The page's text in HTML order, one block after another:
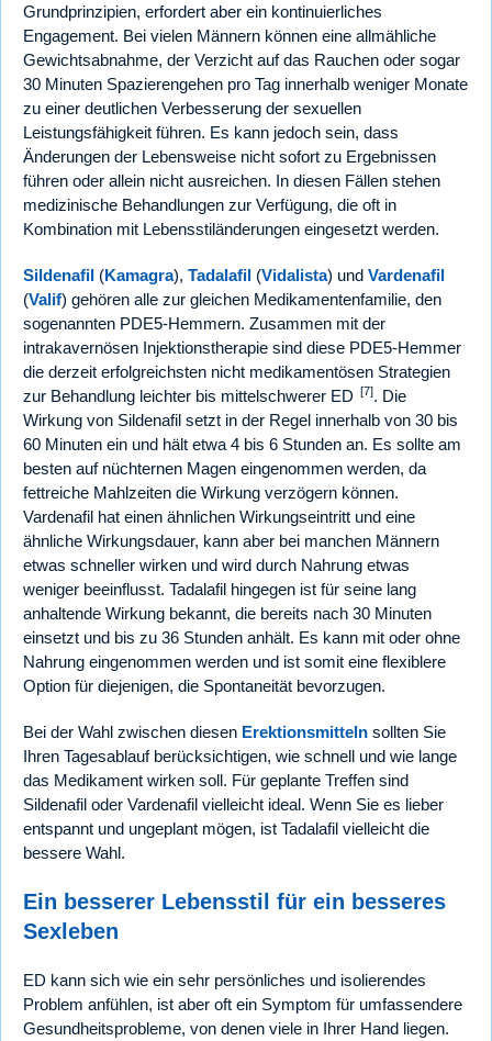
Grundprinzipien, erfordert aber ein kontinuierliches
Engagement. Bei vielen Männern können eine allmähliche
Gewichtsabnahme, der Verzicht auf das Rauchen oder sogar
30 Minuten Spazierengehen pro Tag innerhalb weniger Monate
zu einer deutlichen Verbesserung der sexuellen
Leistungsfähigkeit führen. Es kann jedoch sein, dass
Änderungen der Lebensweise nicht sofort zu Ergebnissen
führen oder allein nicht ausreichen. In diesen Fällen stehen
medizinische Behandlungen zur Verfügung, die oft in
Kombination mit Lebensstiländerungen eingesetzt werden.
Sildenafil (Kamagra), Tadalafil (Vidalista) und Vardenafil
(Valif) gehören alle zur gleichen Medikamentenfamilie, den
sogenannten PDE5-Hemmern. Zusammen mit der
intrakavernösen Injektionstherapie sind diese PDE5-Hemmer
die derzeit erfolgreichsten nicht medikamentösen Strategien
zur Behandlung leichter bis mittelschwerer ED [7]. Die
Wirkung von Sildenafil setzt in der Regel innerhalb von 30 bis
60 Minuten ein und hält etwa 4 bis 6 Stunden an. Es sollte am
besten auf nüchternen Magen eingenommen werden, da
fettreiche Mahlzeiten die Wirkung verzögern können.
Vardenafil hat einen ähnlichen Wirkungseintritt und eine
ähnliche Wirkungsdauer, kann aber bei manchen Männern
etwas schneller wirken und wird durch Nahrung etwas
weniger beeinflusst. Tadalafil hingegen ist für seine lang
anhaltende Wirkung bekannt, die bereits nach 30 Minuten
einsetzt und bis zu 36 Stunden anhält. Es kann mit oder ohne
Nahrung eingenommen werden und ist somit eine flexiblere
Option für diejenigen, die Spontaneität bevorzugen.
Bei der Wahl zwischen diesen Erektionsmitteln sollten Sie
Ihren Tagesablauf berücksichtigen, wie schnell und wie lange
das Medikament wirken soll. Für geplante Treffen sind
Sildenafil oder Vardenafil vielleicht ideal. Wenn Sie es lieber
entspannt und ungeplant mögen, ist Tadalafil vielleicht die
bessere Wahl.
Ein besserer Lebensstil für ein besseres
Sexleben
ED kann sich wie ein sehr persönliches und isolierendes
Problem anfühlen, ist aber oft ein Symptom für umfassendere
Gesundheitsprobleme, von denen viele in Ihrer Hand liegen.